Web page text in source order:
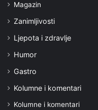
Magazin
Zanimljivosti
Ljepota i zdravlje
Humor
Gastro
Kolumne i komentari
Kolumne i komentari